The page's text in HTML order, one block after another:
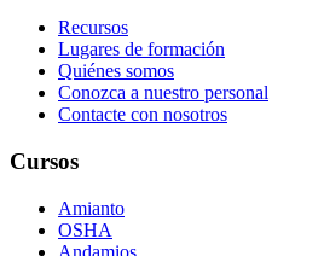
Recursos
Lugares de formación
Quiénes somos
Conozca a nuestro personal
Contacte con nosotros
Cursos
Amianto
OSHA
Andamios